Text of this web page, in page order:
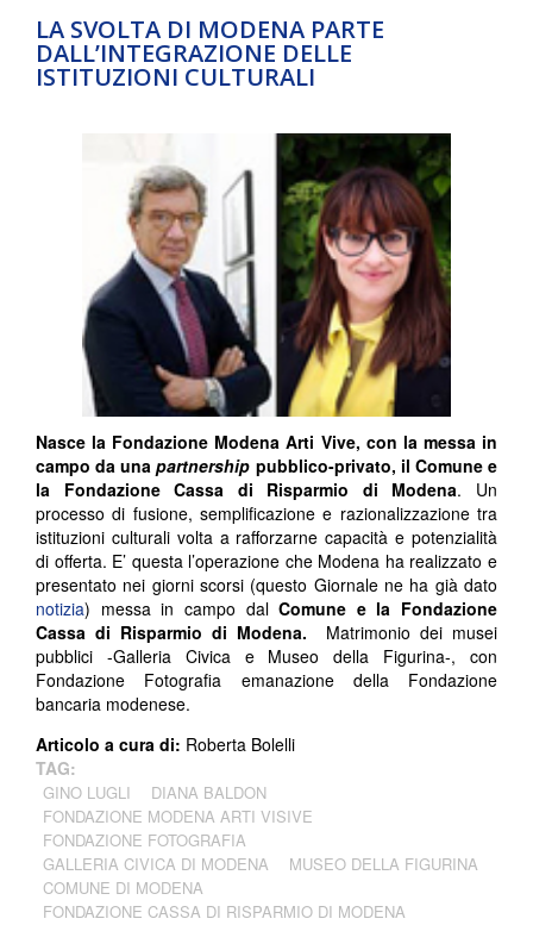
LA SVOLTA DI MODENA PARTE
DALL’INTEGRAZIONE DELLE
ISTITUZIONI CULTURALI
Nasce la Fondazione Modena Arti Vive, con la messa in
campo da unapartnership pubblico-privato, il Comune e
la Fondazione Cassa di Risparmio di Modena. Un
processo di fusione, semplificazione e razionalizzazione tra
istituzioni culturali volta a rafforzarne capacità e potenzialità
di offerta. E’ questa l’operazione che Modena ha realizzato e
presentato nei giorni scorsi (questo Giornale ne ha già dato
notizia) messa in campo dalComune e la Fondazione
Cassa di Risparmio di Modena. Matrimonio dei musei
pubblici -Galleria Civica e Museo della Figurina-, con
Fondazione Fotografia emanazione della Fondazione
bancaria modenese.
Articolo a cura di: Roberta Bolelli
TAG:
GINO LUGLI
DIANA BALDON
FONDAZIONE MODENA ARTI VISIVE
FONDAZIONE FOTOGRAFIA
GALLERIA CIVICA DI MODENA
MUSEO DELLA FIGURINA
COMUNE DI MODENA
FONDAZIONE CASSA DI RISPARMIO DI MODENA